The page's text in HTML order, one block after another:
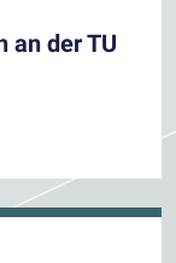
an der TU